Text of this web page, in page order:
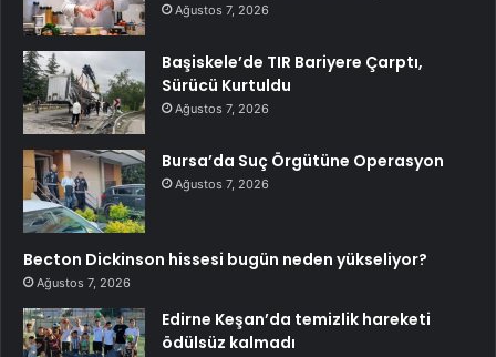
Ağustos 7, 2026
Başiskele’de TIR Bariyere Çarptı,
Sürücü Kurtuldu
Ağustos 7, 2026
Bursa’da Suç Örgütüne Operasyon
Ağustos 7, 2026
Becton Dickinson hissesi bugün neden yükseliyor?
Ağustos 7, 2026
Edirne Keşan’da temizlik hareketi
ödülsüz kalmadı